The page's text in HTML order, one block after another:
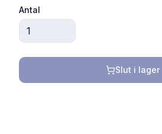
Antal
Slut i lager